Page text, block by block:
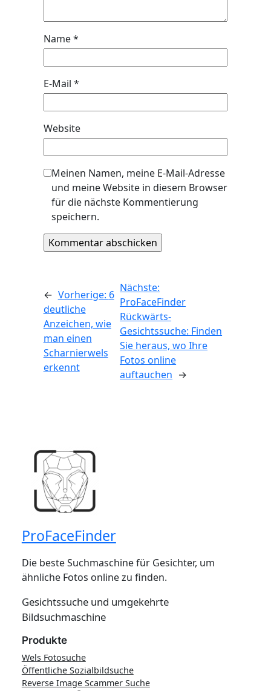
Name*
E-Mail *
Website
Meinen Namen, meine E-Mail-Adresse
und meine Website in diesem Browser
für die nächste Kommentierung
speichern.
← Vorherige: 6
deutliche
Anzeichen, wie
man einen
Scharnierwels
erkennt
Nächste:
ProFaceFinder
Rückwärts-
Gesichtssuche: Finden
Sie heraus, wo Ihre
Fotos online
auftauchen →
ProFaceFinder
Die beste Suchmaschine für Gesichter, um
ähnliche Fotos online zu finden.
Gesichtssuche und umgekehrte
Bildsuchmaschine
Produkte
Wels Fotosuche
Öffentliche Sozialbildsuche
Reverse Image Scammer Suche